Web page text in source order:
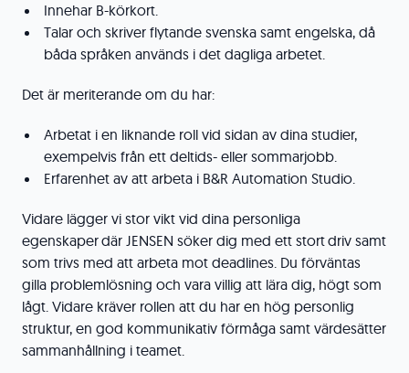
Innehar B-körkort.
Talar och skriver flytande svenska samt engelska, då
båda språken används i det dagliga arbetet.
Det är meriterande om du har:
Arbetat i en liknande roll vid sidan av dina studier,
exempelvis från ett deltids- eller sommarjobb.
Erfarenhet av att arbeta i B&R Automation Studio.
Vidare lägger vi stor vikt vid dina personliga
egenskaper där JENSEN söker dig med ett stort driv samt
som trivs med att arbeta mot deadlines. Du förväntas
gilla problemlösning och vara villig att lära dig, högt som
lågt. Vidare kräver rollen att du har en hög personlig
struktur, en god kommunikativ förmåga samt värdesätter
sammanhållning i teamet.